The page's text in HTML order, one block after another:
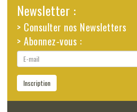
Newsletter :
> Consulter nos Newsletters
> Abonnez-vous :
E-
mail
Inscription